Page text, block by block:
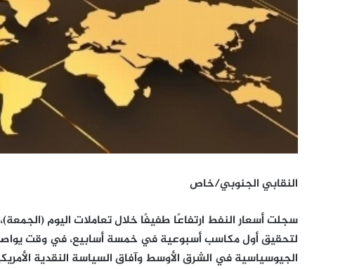
النقابي الجنوبي/خاص
لتحقيق أول مكاسب أسبوعية في خمسة أسابيع، في وقت
الجيوسياسية في الشرق الأوسط وآفاق السياسة النقدية